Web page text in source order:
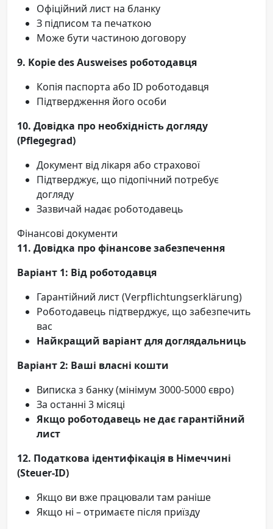
Офіційний лист на бланку
З підписом та печаткою
Може бути частиною договору
9. Kopie des Ausweises роботодавця
Копія паспорта або ID роботодавця
Підтвердження його особи
10. Довідка про необхідність догляду
(Pflegegrad)
Документ від лікаря або страхової
Підтверджує, що підопічний потребує
догляду
Зазвичай надає роботодавець
Фінансові документи
11. Довідка про фінансове забезпечення
Варіант 1: Від роботодавця
Гарантійний лист (Verpflichtungserklärung)
Роботодавець підтверджує, що забезпечить
вас
Найкращий варіант для доглядальниць
Варіант 2: Ваші власні кошти
Виписка з банку (мінімум 3000-5000 євро)
За останні 3 місяці
Якщо роботодавець не дає гарантійний
лист
12. Податкова ідентифікація в Німеччині
(Steuer-ID)
Якщо ви вже працювали там раніше
Якщо ні – отримаєте після приїзду